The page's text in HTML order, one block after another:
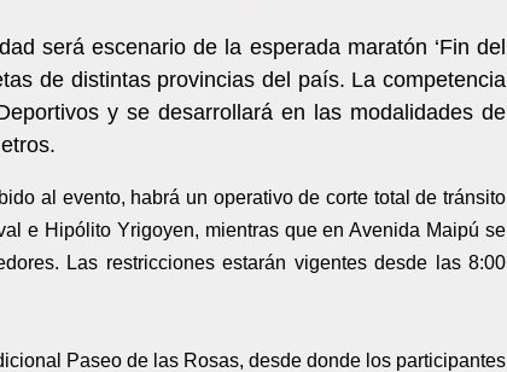
será escenario de la esperada maratón ‘Fin del
de distintas provincias del país. La competencia
y se desarrollará en las modalidades de
al evento, habrá un operativo de corte total de tránsito
e Hipólito Yrigoyen, mientras que en Avenida Maipú se
Las restricciones estarán vigentes desde las 8:00
Paseo de las Rosas, desde donde los participantes